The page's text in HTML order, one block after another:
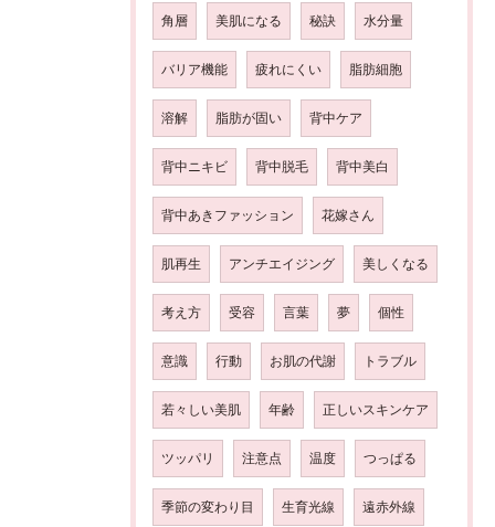
角層 美肌になる 秘訣 水分量
バリア機能 疲れにくい 脂肪細胞
溶解 脂肪が固い 背中ケア
背中ニキビ 背中脱毛 背中美白
背中あきファッション 花嫁さん
肌再生 アンチエイジング 美しくなる
考え方 受容 言葉 夢 個性
意識 行動 お肌の代謝 トラブル
若々しい美肌 年齢 正しいスキンケア
ツッパリ 注意点 温度 つっぱる
季節の変わり目 生育光線 遠赤外線